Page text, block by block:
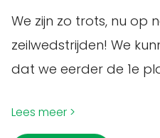
We zijn zo trots, nu op
zeilwedstrijden! We
dat we eerder de 1e
Lees meer